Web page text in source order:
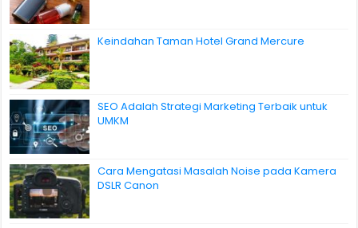
Keindahan Taman Hotel Grand Mercure
SEO Adalah Strategi Marketing Terbaik untuk
UMKM
Cara Mengatasi Masalah Noise pada Kamera
DSLR Canon